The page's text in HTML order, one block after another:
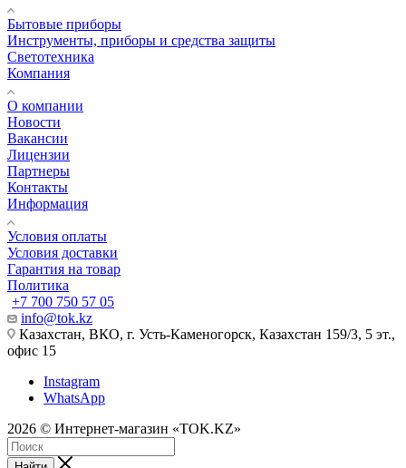
Бытовые приборы
Инструменты, приборы и средства защиты
Светотехника
Компания
О компании
Новости
Вакансии
Лицензии
Партнеры
Контакты
Информация
Условия оплаты
Условия доставки
Гарантия на товар
Политика
+7 700 750 57 05
info@tok.kz
Казахстан, ВКО, г. Усть-Каменогорск, Казахстан 159/3, 5 эт.,
офис 15
Instagram
WhatsApp
2026 © Интернет-магазин «TOK.KZ»